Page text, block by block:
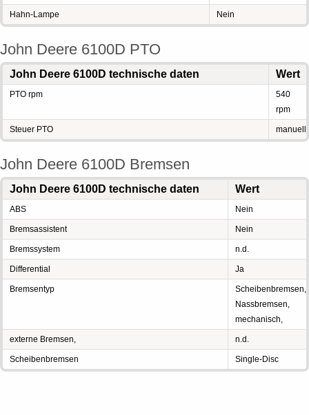
Hahn-Lampe Nein
John Deere 6100D PTO
John Deere 6100D technische daten Wert
PTO rpm
540
rpm
Steuer PTO manuell
John Deere 6100D Bremsen
John Deere 6100D technische daten Wert
ABS Nein
Bremsassistent Nein
Bremssystem n.d.
Differential Ja
Bremsentyp
Scheibenbremsen,
Nassbremsen,
mechanisch,
externe Bremsen, n.d.
Scheibenbremsen Single-Disc